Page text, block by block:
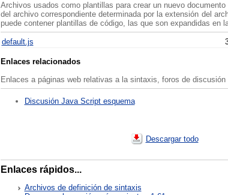
Archivos usados como plantillas para crear un nuevo
del archivo correspondiente determinada por la extensión del
puede contener plantillas de código, las que son expandidas en
default.js
Enlaces relacionados
Enlaces a páginas web relativas a la sintaxis, foros de
Discusión Java Script esquema
Descargar todo
Enlaces rápidos...
Archivos de definición de sintaxis